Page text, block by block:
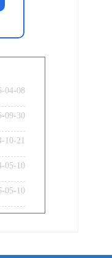
04-08
09-30
10-21
05-10
05-10
师资格证面试题型考核
师资格证普通话要求？